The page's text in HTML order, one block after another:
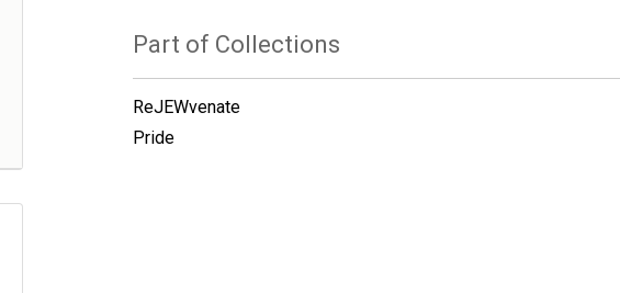
Part of Collections
ReJEWvenate
Pride